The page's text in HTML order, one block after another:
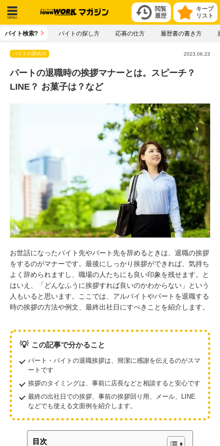
キープ
リスト
閲覧
履歴
メニ
バイト検索? バイトの探し方 応募の仕方 履歴書の書き方
バイトの辞め方 2023.06.23
パートの退職時の挨拶マナーとは。スピーチ？
LINE？ お菓子は？など
お世話になったバイト先やパート先を辞めるときは、退職の挨拶
をするのがマナーです。最後にしっかり挨拶ができれば、気持ち
よく辞められますし、職場の人たちにも良い印象を残せます。と
はいえ、「どんなふうに挨拶すれば良いのかわからない」という
人もいると思います。ここでは、アルバイトやパートを退職する
時の挨拶の方法や例文、最終出社日にすべきことを紹介します。
💡 この記事で分かること
パート・バイトの退職挨拶は、簡潔に感謝を伝えるのがスマ
ートです
挨拶のタイミングは、事前に店長などと相談すると安心です
最終の出社日での挨拶、事前の挨拶回り用、メール、LINE
などでも使える文面例を紹介します。
目次